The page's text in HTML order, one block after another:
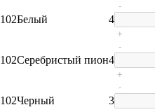
102Белый 4
-
+
102Серебристый пион4
-
+
102Черный 3
-